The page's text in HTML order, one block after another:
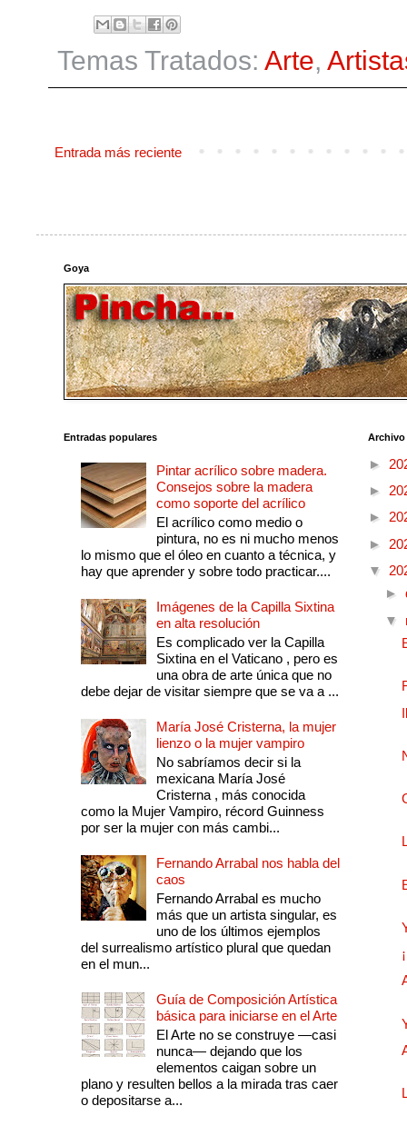
Temas Tratados: Arte,
Entrada más reciente
Goya
Entradas populares
Pintar acrílico sobre madera.
Consejos sobre la madera
como soporte del acrílico
El acrílico como medio o
pintura, no es ni mucho menos
lo mismo que el óleo en cuanto a técnica, y
hay que aprender y sobre todo practicar....
Imágenes de la Capilla Sixtina
en alta resolución
Es complicado ver la Capilla
Sixtina en el Vaticano , pero es
una obra de arte única que no
debe dejar de visitar siempre que se va a ...
María José Cristerna, la mujer
lienzo o la mujer vampiro
No sabríamos decir si la
mexicana María José
Cristerna , más conocida
como la Mujer Vampiro, récord Guinness
por ser la mujer con más cambi...
Fernando Arrabal nos habla del
caos
Fernando Arrabal es mucho
más que un artista singular, es
uno de los últimos ejemplos
del surrealismo artístico plural que quedan
en el mun...
Guía de Composición Artística
básica para iniciarse en el Arte
El Arte no se construye —casi
nunca— dejando que los
elementos caigan sobre un
plano y resulten bellos a la mirada tras caer
o depositarse a...
►
►
►
►
▼
►
▼